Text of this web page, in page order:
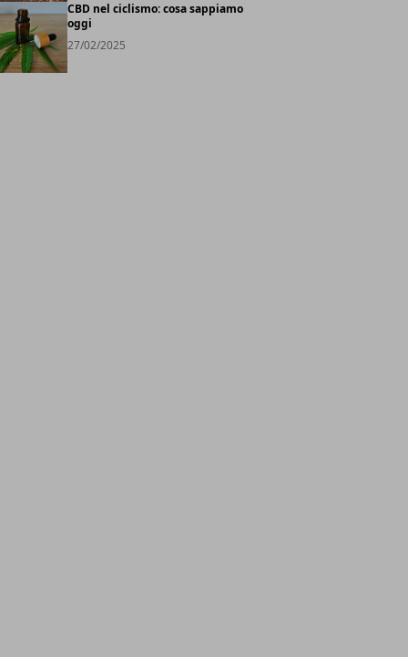
CBD nel ciclismo: cosa sappiamo
oggi
27/02/2025